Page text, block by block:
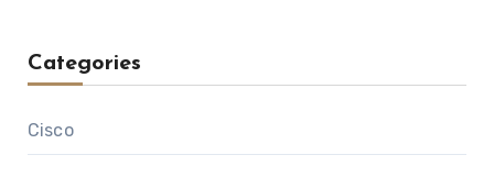
Categories
Cisco